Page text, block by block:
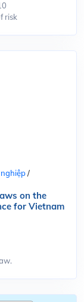
risk
/
on the
for Vietnam